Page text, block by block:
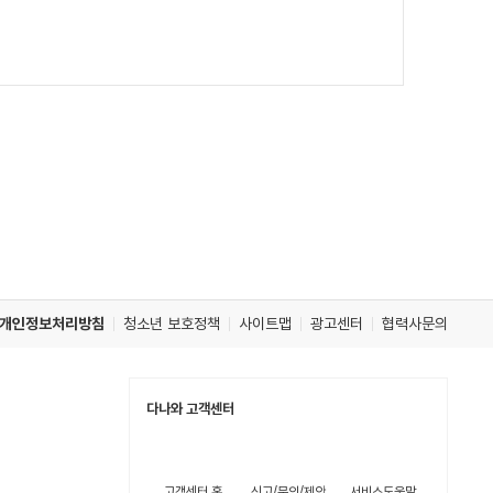
개인정보처리방침 청소년 보호정책 사이트맵 광고센터 협력사문의
다나와 고객센터